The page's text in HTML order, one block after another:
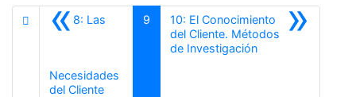
«8: Las
Necesidades
del ClienteAnterior
9 »
10: El Conocimiento
del Cliente. Métodos
de InvestigaciónSiguiente